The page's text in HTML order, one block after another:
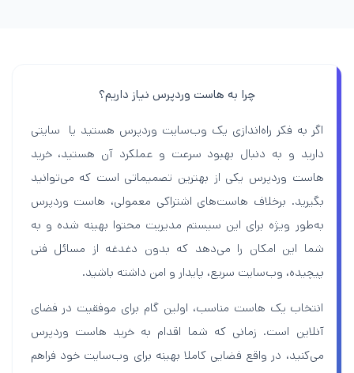
چرا به هاست وردپرس نیاز داریم؟
اگر به فکر راه‌اندازی یک وب‌سایت وردپرس هستید یا سایتی
دارید و به دنبال بهبود سرعت و عملکرد آن هستید، خرید
هاست وردپرس یکی از بهترین تصمیماتی است که می‌توانید
بگیرید. برخلاف هاست‌های اشتراکی معمولی، هاست وردپرس
به‌طور ویژه برای این سیستم مدیریت محتوا بهینه شده و به
شما این امکان را می‌دهد که بدون دغدغه از مسائل فنی
پیچیده، وب‌سایت سریع، پایدار و امن داشته باشید.
انتخاب یک هاست مناسب، اولین گام برای موفقیت در فضای
آنلاین است. زمانی که شما اقدام به خرید هاست وردپرس
می‌کنید، در واقع فضایی کاملا بهینه برای وب‌سایت خود فراهم